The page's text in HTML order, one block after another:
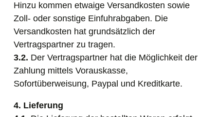
Hinzu kommen etwaige Versandkosten sowie
Zoll- oder sonstige Einfuhrabgaben. Die
Versandkosten hat grundsätzlich der
Vertragspartner zu tragen.
3.2. Der Vertragspartner hat die Möglichkeit der
Zahlung mittels Vorauskasse,
Sofortüberweisung, Paypal und Kreditkarte.
4. Lieferung